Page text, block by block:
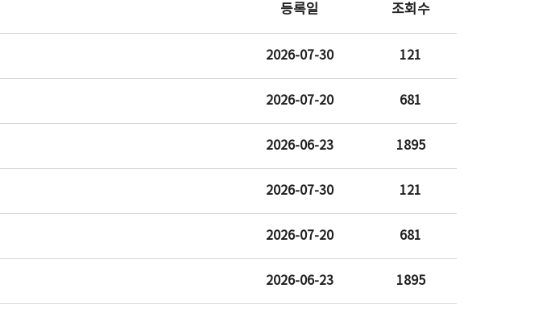
등록일 조회수
2026-07-30 121
2026-07-20 681
2026-06-23 1895
2026-07-30 121
2026-07-20 681
2026-06-23 1895